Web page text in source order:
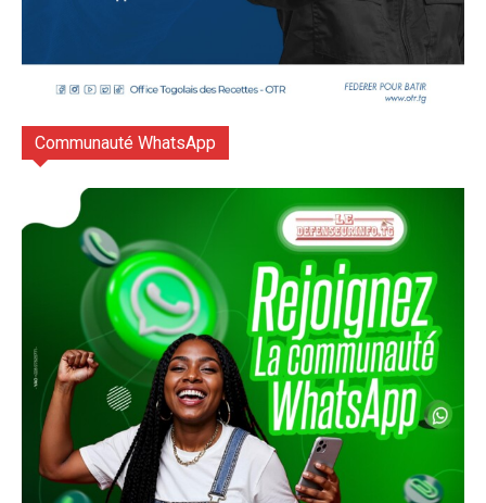
Communauté WhatsApp